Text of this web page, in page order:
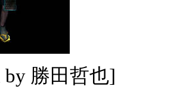
by 勝田哲也]